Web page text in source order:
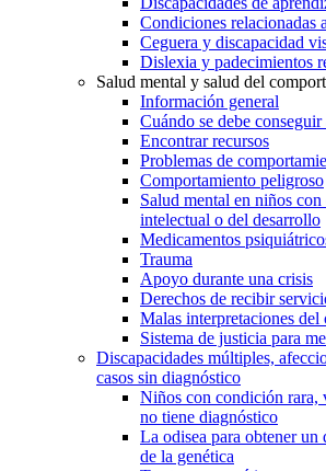
Condiciones relacionadas
Ceguera y discapacidad
Dislexia y padecimientos
Salud mental y salud del
Información general
Cuándo se debe conseguir
Encontrar recursos
Problemas de
Comportamiento peligroso
Salud mental en niños con
intelectual o del desarrollo
Medicamentos
Trauma
Apoyo durante una crisis
Derechos de recibir
Malas interpretaciones del
Sistema de justicia para
Discapacidades múltiples,
casos sin diagnóstico
Niños con condición rara,
no tiene diagnóstico
La odisea para obtener
de la genética